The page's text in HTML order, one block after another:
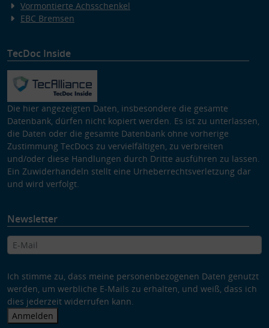
Vormontierte Achsschenkel
EBC Bremsen
TecDoc Inside
Die hier angezeigten Daten, insbesondere die gesamte
Datenbank, dürfen nicht kopiert werden. Es ist zu unterlassen,
die Daten oder die gesamte Datenbank ohne vorherige
Zustimmung TecDocs zu vervielfältigen, zu verbreiten
und/oder diese Handlungen durch Dritte ausführen zu lassen.
Ein Zuwiderhandeln stellt eine Urheberrechtsverletzung dar
und wird verfolgt.
Newsletter
Ich stimme zu, dass meine personenbezogenen Daten genutzt
werden, um werbliche E-Mails zu erhalten, und weiß, dass ich
dies jederzeit widerrufen kann.
Anmelden